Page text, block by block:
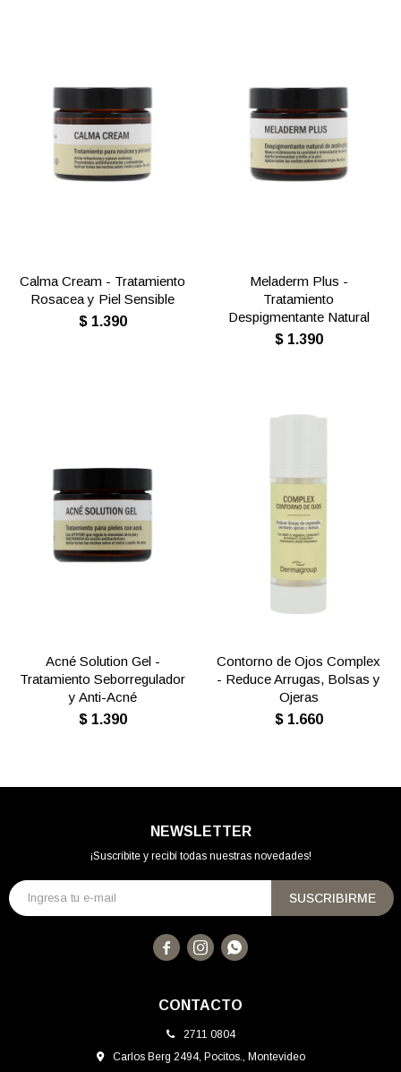
Calma Cream - Tratamiento
Rosacea y Piel Sensible
$ 1.390
Meladerm Plus -
Tratamiento
Despigmentante Natural
$ 1.390
Acné Solution Gel -
Tratamiento Seborregulador
y Anti-Acné
$ 1.390
Contorno de Ojos Complex
- Reduce Arrugas, Bolsas y
Ojeras
$ 1.660
CONTACTO
2711 0804
Carlos Berg 2494, Pocitos., Montevideo
NEWSLETTER
¡Suscribite y recibí todas nuestras novedades!
SUSCRIBIRME
  